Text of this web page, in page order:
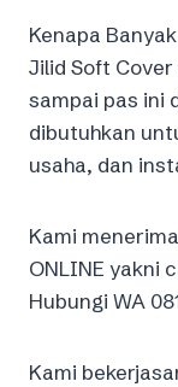
Kenapa
Jilid Soft
sampai pas ini
dibutuhkan
usaha, dan
Kami
ONLINE yakni
Hubungi WA
Kami